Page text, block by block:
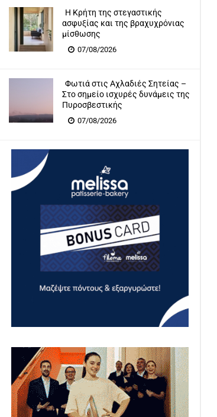
Η Κρήτη της στεγαστικής
ασφυξίας και της βραχυχρόνιας
μίσθωσης
07/08/2026
Φωτιά στις Αχλαδιές Σητείας –
Στο σημείο ισχυρές δυνάμεις της
Πυροσβεστικής
07/08/2026